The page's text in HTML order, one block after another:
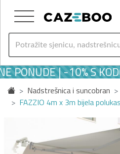
| -10% S
Nadstrešnica i suncobran
FAZZIO 4m x 3m bijela